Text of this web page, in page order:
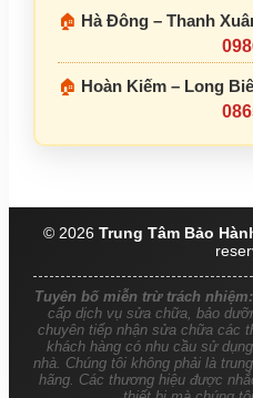
🏠 Hà Đông – Thanh
🏠 Hoàn Kiếm – Long
© 2026 Trung Tâm Bảo
Tuyên bố miễn trừ trách nhiệm:
cấp dịch vụ sửa chữa, bảo
chuyên tiếp nhận sửa chữa các
khách hàng có nhu cầu sử
nhà. Chúng tôi không phải là
hãng. Các thương hiệu được